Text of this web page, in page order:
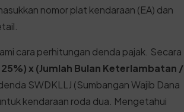
nomor plat kendaraan (EA) dan
cara perhitungan denda pajak. Secara
25%) x (Jumlah Bulan Keterlambatan /
SWDKLLJ (Sumbangan Wajib Dana
kendaraan roda dua. Mengetahui